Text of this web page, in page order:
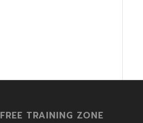
FREE TRAINING ZONE